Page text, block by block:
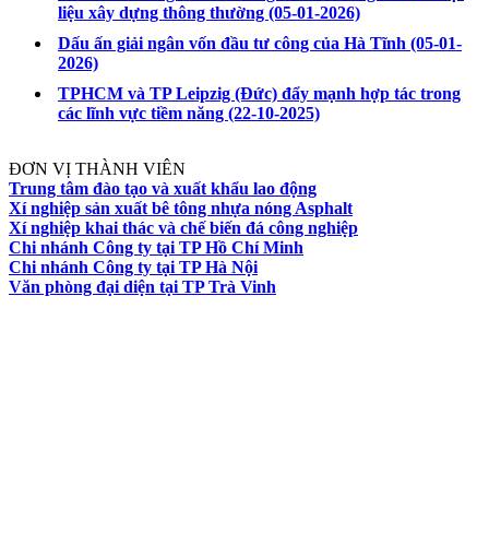
liệu xây dựng thông thường (05-01-2026)
Dấu ấn giải ngân vốn đầu tư công của Hà Tĩnh (05-01-
2026)
TPHCM và TP Leipzig (Đức) đẩy mạnh hợp tác trong
các lĩnh vực tiềm năng (22-10-2025)
ĐƠN VỊ THÀNH VIÊN
Trung tâm đào tạo và xuất khẩu lao động
Xí nghiệp sản xuất bê tông nhựa nóng Asphalt
Xí nghiệp khai thác và chế biến đá công nghiệp
Chi nhánh Công ty tại TP Hồ Chí Minh
Chi nhánh Công ty tại TP Hà Nội
Văn phòng đại diện tại TP Trà Vinh